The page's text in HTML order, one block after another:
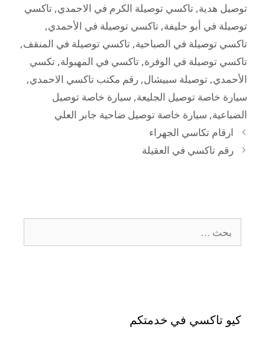
توصيل هدية, تاكسي توصيلة الكرم في الاحمدي, تاكسي
توصيلة في أبو حليفة, تاكسي توصيلة في الأحمدي,
تاكسي توصيلة في الصباحية, تاكسي توصيلة في المنقف,
تاكسي توصيلة في الوفرة, تاكسي في المهبولة, تكسي
الأحمدي, توصيلة سبيشال, رقم مكتب تاكسي الاحمدي,
سيارة خاصة توصيل الجليعة, سيارة خاصة توصيل
الضباعية, سيارة خاصة توصيل ضاحية جابر العلي
ارقام تكاسي الجهراء
رقم تاكسي في العقيلة
كيو تاكسي في خدمتكم